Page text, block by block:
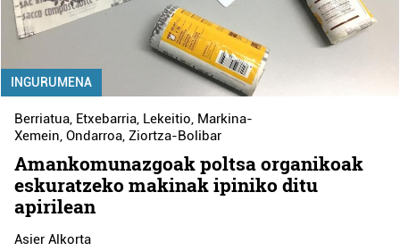
INGURUMENA
Berriatua, Etxebarria, Lekeitio, Markina-
Xemein,Ondarroa,Ziortza-Bolibar
Amankomunazgoak poltsa organikoak
eskuratzeko makinak ipiniko ditu
apirilean
Asier Alkorta